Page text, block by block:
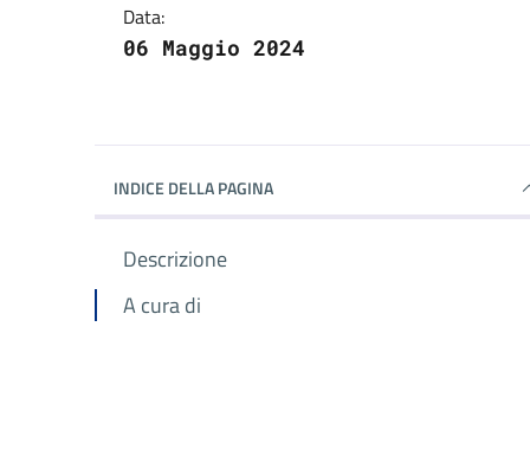
Data:
06 Maggio 2024
INDICE DELLA PAGINA
Descrizione
A cura di